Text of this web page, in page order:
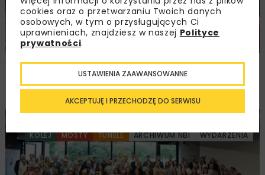
Walne zgromadzenie członków
Ogólnopolskiej Izby Gospodarczej
Drogownictwa
KOLEJ
MOSTY TUNELE ARCHIWUM NBI WYDARZENIA
cookies oraz o przetwarzaniu Twoich danych
osobowych, w tym o przysługujących Ci
uprawnieniach, znajdziesz w naszej Polityce
prywatności.
AKCEPTUJĘ I PRZECHODZĘ DO SERWISU
USTAWIENIA ZAAWANSOWANNE